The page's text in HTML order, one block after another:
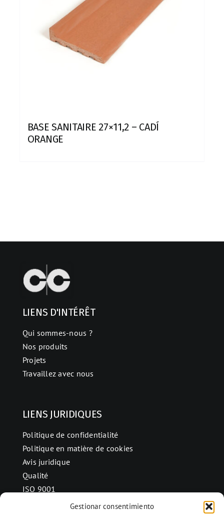
Gestionar consentimiento
BASE SANITAIRE 27×11,2 – CADÍ
ORANGE
LIENS D'INTÉRÊT
Qui sommes-nous ?
Nos produits
Projets
Travaillez avec nous
LIENS JURIDIQUES
Politique de confidentialité
Politique en matière de cookies
Avis juridique
Qualité
ISO 9001